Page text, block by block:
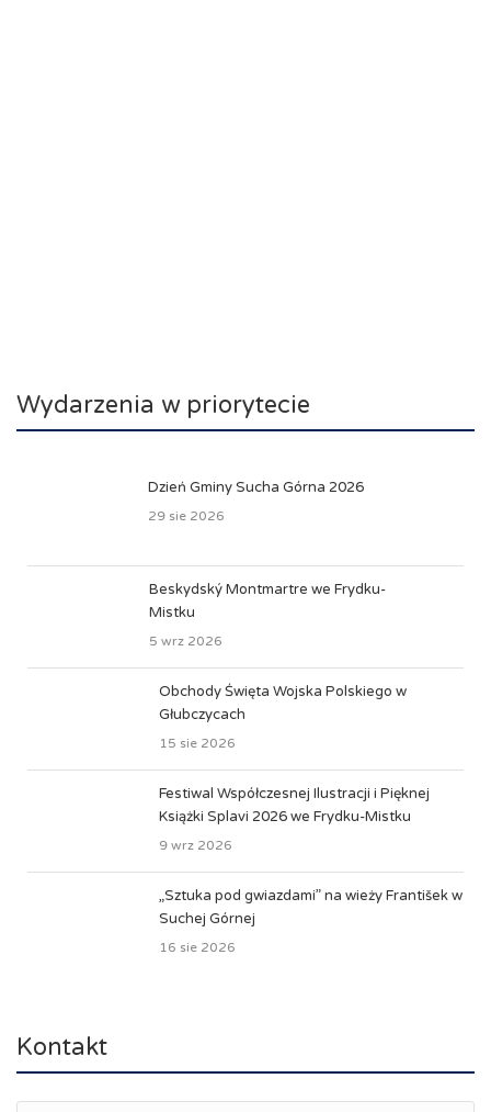
Wydarzenia w priorytecie
Dzień Gminy Sucha Górna 2026
29 sie 2026
Beskydský Montmartre we Frydku-
Mistku
5 wrz 2026
Obchody Święta Wojska Polskiego w
Głubczycach
15 sie 2026
Festiwal Współczesnej Ilustracji i Pięknej
Książki Splavi 2026 we Frydku-Mistku
9 wrz 2026
„Sztuka pod gwiazdami” na wieży František w
Suchej Górnej
16 sie 2026
Kontakt